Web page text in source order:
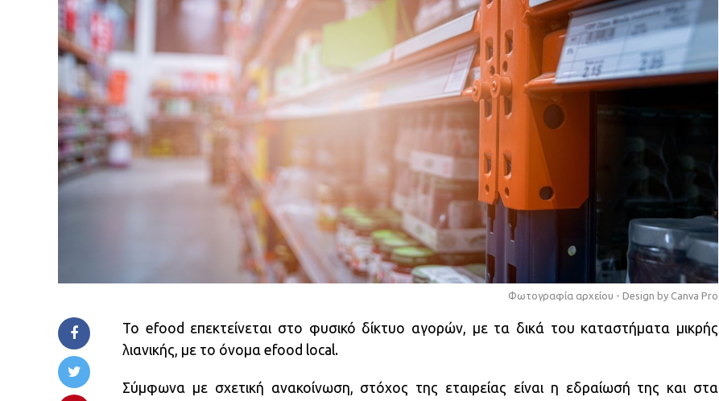
Φωτογραφία αρχείου - Design by Canva Pro
Το efood επεκτείνεται στο φυσικό δίκτυο αγορών, με τα δικά του καταστήματα μικρής
λιανικής, με το όνομα efood local.
Σύμφωνα με σχετική ανακοίνωση, στόχος της εταιρείας είναι η εδραίωσή της και στα